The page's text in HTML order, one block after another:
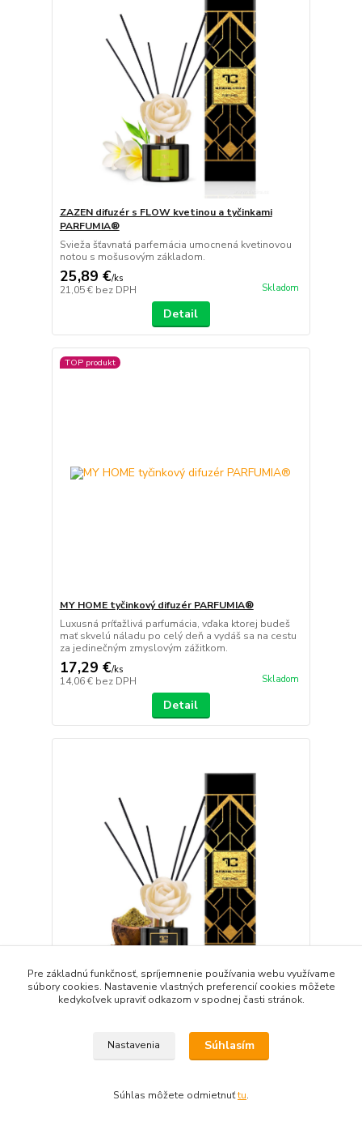
ZAZEN difuzér s FLOW kvetinou a tyčinkami
PARFUMIA®
Svieža šťavnatá parfemácia umocnená kvetinovou
notou s mošusovým základom.
25,89 €/ks
21,05 € bez DPH Skladom
Detail
TOP produkt
MY HOME tyčinkový difuzér PARFUMIA®
Luxusná príťažlivá parfumácia, vďaka ktorej budeš
mať skvelú náladu po celý deň a vydáš sa na cestu
za jedinečným zmyslovým zážitkom.
17,29 €/ks
14,06 € bez DPH Skladom
Detail
OBSIDIAN BLACK difuzér s FLOW kvetinou a
vyrážajúci zážitok kombináciou ylang ylang s
pomarančom. Hrejivý dotyk rozvíja tóny ruže a
levandule.
bez DPH
Pre základnú funkčnosť, spríjemnenie používania webu využívame
súbory cookies. Nastavenie vlastných preferencií cookies môžete
kedykoľvek upraviť odkazom v spodnej časti stránok.
Nastavenia Súhlasím
Súhlas môžete odmietnuťtu.